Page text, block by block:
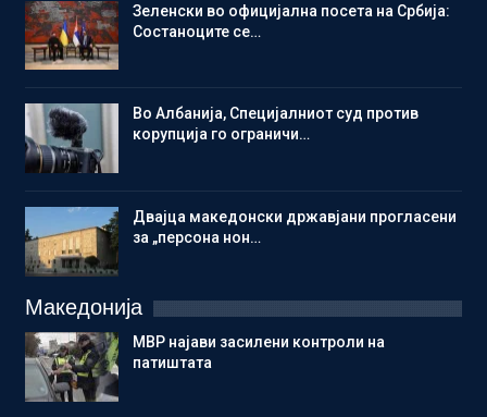
Зеленски во официјална посета на Србија:
Состаноците се…
Во Албанија, Специјалниот суд против
корупција го ограничи…
Двајца македонски државјани прогласени
за „персона нон…
Македонија
МВР најави засилени контроли на
патиштата